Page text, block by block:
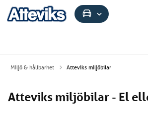
Miljö & hållbarhet Atteviks miljöbilar
Atteviks miljöbilar - El